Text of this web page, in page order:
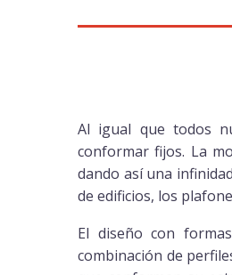
Al igual que todos
conformar fijos. La
dando así una
de edificios, los
El diseño con
combinación de